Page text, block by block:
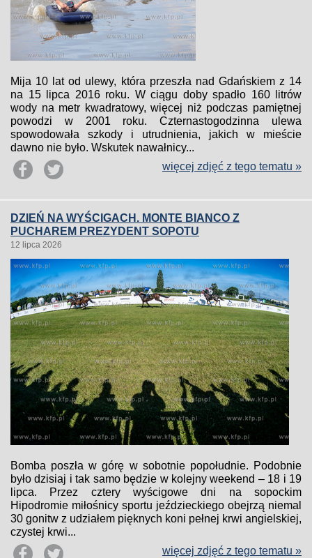
Mija 10 lat od ulewy, która przeszła nad Gdańskiem z 14
na 15 lipca 2016 roku. W ciągu doby spadło 160 litrów
wody na metr kwadratowy, więcej niż podczas pamiętnej
powodzi w 2001 roku. Czternastogodzinna ulewa
spowodowała szkody i utrudnienia, jakich w mieście
dawno nie było. Wskutek nawałnicy...
więcej zdjęć z tego tematu »
DZIEŃ NA WYŚCIGACH. MONTE BIANCO Z
PUCHAREM PREZYDENT SOPOTU
12 lipca 2026
Bomba poszła w górę w sobotnie popołudnie. Podobnie
było dzisiaj i tak samo będzie w kolejny weekend – 18 i 19
lipca. Przez cztery wyścigowe dni na sopockim
Hipodromie miłośnicy sportu jeździeckiego obejrzą niemal
30 gonitw z udziałem pięknych koni pełnej krwi angielskiej,
czystej krwi...
więcej zdjęć z tego tematu »